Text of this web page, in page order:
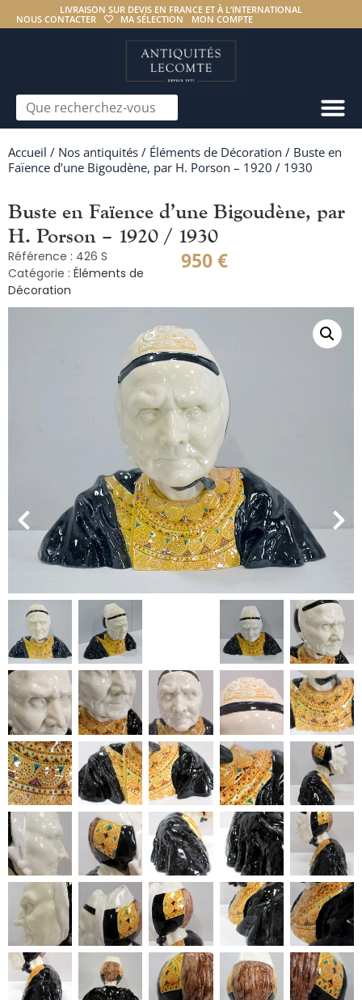
LIVRAISON SUR DEVIS EN FRANCE ET À L’INTERNATIONAL
NOUS CONTACTER
MA SÉLECTION MON COMPTE
Accueil / Nos antiquités / Éléments de Décoration / Buste en
Faïence d’une Bigoudène, par H. Porson – 1920 / 1930
Buste en Faïence d’une Bigoudène, par
H. Porson – 1920 / 1930
Référence : 426 S
Catégorie : Éléments de
Décoration
950€